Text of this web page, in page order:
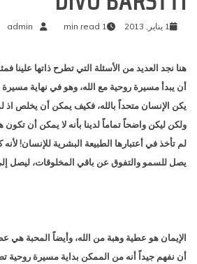
1 يناير, 2013 1 min read
admin
هنا نجد العديد من الأسئلة التي تطرح ذاتها علينا
أن يبدأ مسيرة روحية مع الله، وهو في نهاية
يكن الإنسان متحداً بالله، فكيف يمكن أن يخلص اذ
ولكن ليكن واضحاً تماماً لدينا بأنه لا يمكن أن
لم تأخذ في أعتبارها الطبيعة البشرية للإنسان!
يصل للسمو والتفوق عن باقي المخلوقات، ليصل
الإيمان هو عطية وهبة من الله، وأيضاً المحبة هي
أن نفهم جيداً أنه من الممكن بداية مسيرة روحية